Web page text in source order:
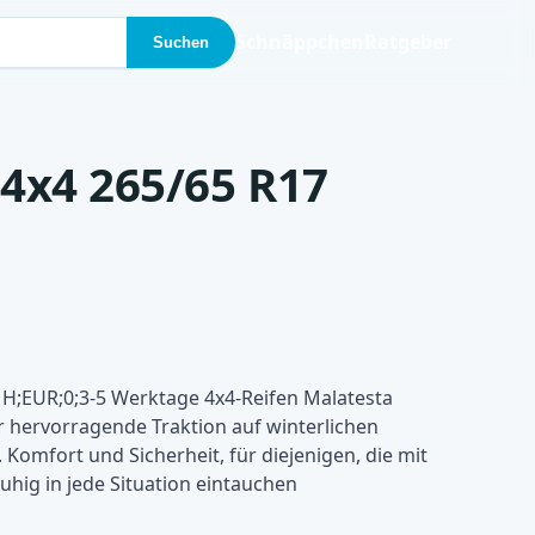
Suchen
265/65 R17
5 Werktage 4x4-Reifen Malatesta
hervorragende Traktion auf winterlichen
und Sicherheit, für diejenigen, die mit
in jede Situation eintauchen